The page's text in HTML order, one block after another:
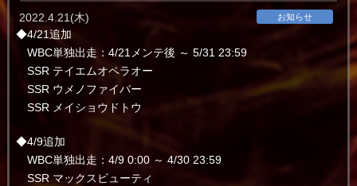
お知らせ
2022.4.21(木)
◆4/21追加
WBC単独出走：4/21メンテ後 ～ 5/31 23:59
SSR テイエムオペラオー
SSR ウメノファイバー
SSR メイショウドトウ
◆4/9追加
WBC単独出走：4/9 0:00 ～ 4/30 23:59
SSR マックスビューティ